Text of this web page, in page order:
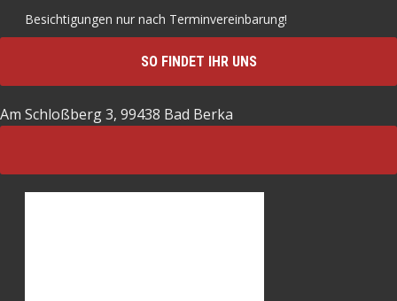
Besichtigungen nur nach Terminvereinbarung!
SO FINDET IHR UNS
Am Schloßberg 3, 99438 Bad Berka